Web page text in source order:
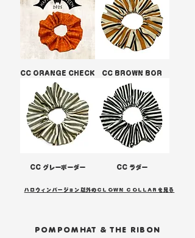
CC ORANGE CHECK CC BROWN BOR
CC グレーボーダー CC ラダー
ハロウィンバージョン以外のCLOWN COLLARを見る
POMPOMHAT & THE RIBON